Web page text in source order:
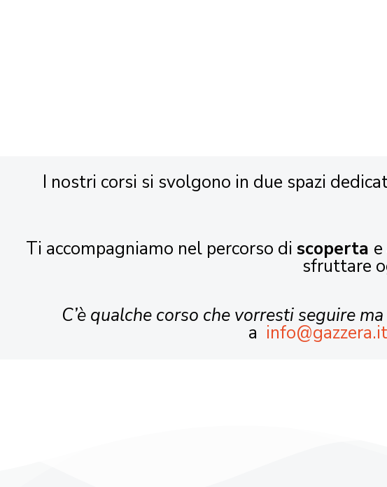
I nostri corsi si svolgono in due spazi
Ti accompagniamo nel percorso di scoperta e
sfruttare
C’è qualche corso che vorresti seguire
a info@gazzera.it